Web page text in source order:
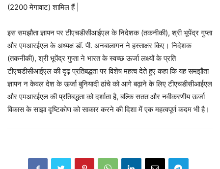
(2200 मेगावाट) शामिल हैं |
इस समझौता ज्ञापन पर टीएचडीसीआईएल के निदेशक (तकनीकी), श्री भूपेंद्र गुप्ता
और एमआरईएल के अध्यक्ष डॉ. पी. अनबालागन ने हस्ताक्षर किए। निदेशक
(तकनीकी), श्री भूपेंद्र गुप्ता ने भारत के स्वच्छ ऊर्जा लक्ष्यों के प्रति
टीएचडीसीआईएल की दृढ़ प्रतिबद्धता पर विशेष महत्व देते हुए कहा कि यह समझौता
ज्ञापन न केवल देश के ऊर्जा बुनियादी ढांचे को आगे बढ़ाने के लिए टीएचडीसीआईएल
और एमआरईएल की प्रतिबद्धता को दर्शाता है, बल्कि सतत और नवीकरणीय ऊर्जा
विकास के साझा दृष्टिकोण को साकार करने की दिशा में एक महत्वपूर्ण कदम भी है।